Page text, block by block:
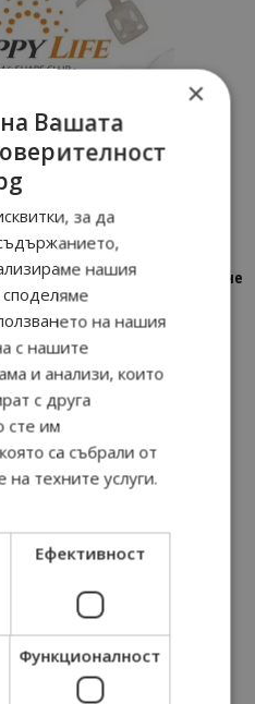
от…”: Петрич – Изживяване
11:22
от…”: Пловдив, градът на
2026 10:00
от…”: Перник – град на
и вдъхновяващите...
09:01
×
Вашата
за да
нашия
на нашия
с нашите
и анализи, които
с друга
сте им
са събрали от
техните услуги.
Ефективност
Функционалност